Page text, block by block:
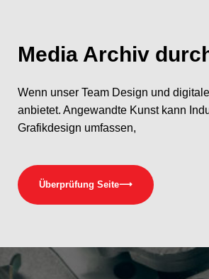
Media Archiv
Wenn unser Team Design und
anbietet. Angewandte Kunst kann
Grafikdesign umfassen,
Überprüfung Seite⟶